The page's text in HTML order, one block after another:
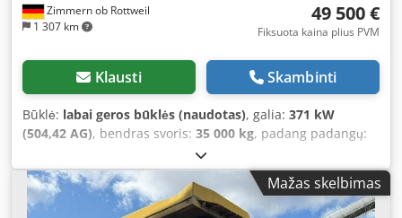
Zimmern ob Rottweil
1 307 km
49 500 €
Fiksuota kaina plius PVM
Klausti Skambinti
Būklė: labai geros būklės (naudotas), galia: 371 kW
(504,42 AG), bendras svoris: 35 000 kg, padang padangų:
, Gamybos metai:
27 056 h, KOMATSU HD405-7 Pagaminimo metai: 2006
Darbo valandos: 27 056 val. Uždara kabina Radijas Oro
kondicionierius Galinio vaizdo kamera Kėbulo šildymas
Mažas skelbimas